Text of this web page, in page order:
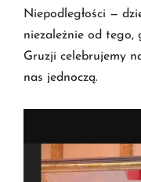
Niepodległości —
niezależnie od tego,
Gruzji celebrujemy
nas jednoczą.